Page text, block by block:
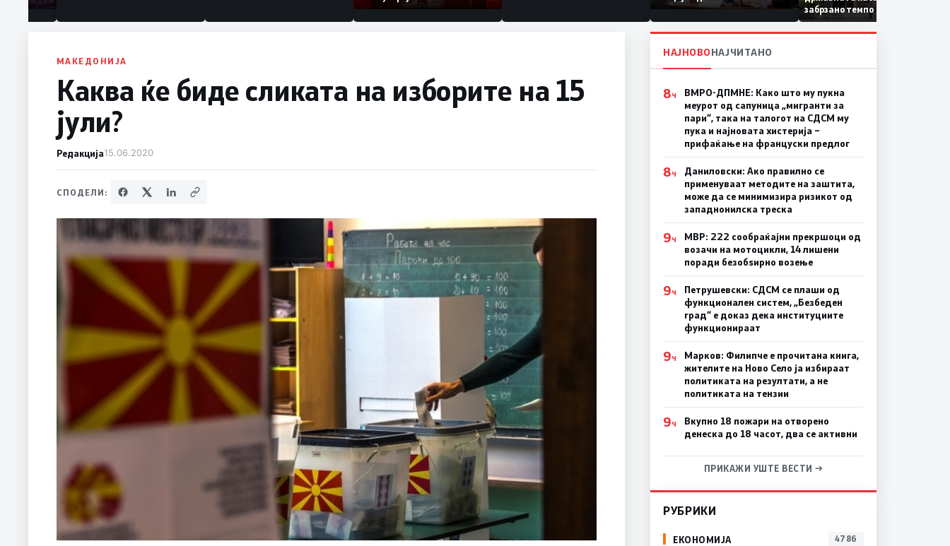
Коридор 8, Македонија
станува раскрсница на
Балканот
забрзано темпо
МАКЕДОНИЈА
Каква ќе биде сликата на изборите на 15
јули?
Редакција15.06.2020
СПОДЕЛИ:
НАЈНОВОНАЈЧИТАНО
8Ч
ВМРО-ДПМНЕ: Како што му пукна
меурот од сапуница „мигранти за
пари“, така на талогот на СДСМ му
пука и најновата хистерија –
прифаќање на француски предлог
8Ч
Даниловски: Ако правилно се
применуваат методите на заштита,
може да се минимизира ризикот од
западнонилска треска
9Ч
МВР: 222 сообраќајни прекршоци од
возачи на мотоцикли, 14 лишени
поради безобѕирно возење
9Ч
Петрушевски: СДСМ се плаши од
функционален систем, „Безбеден
град“ е доказ дека институциите
функционираат
9Ч
Марков: Филипче е прочитана книга,
жителите на Ново Село ја избираат
политиката на резултати, а не
политиката на тензии
9Ч
Вкупно 18 пожари на отворено
денеска до 18 часот, два се активни
ПРИКАЖИ УШТЕ ВЕСТИ →
РУБРИКИ
ЕКОНОМИЈА 4786